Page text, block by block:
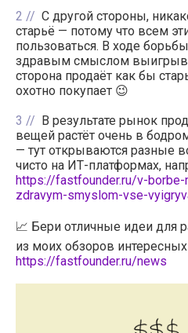
2
С другой стороны,
старьё — потому что всем
пользоваться. В ходе
здравым смыслом
сторона продаёт как бы
охотно покупает 😉
3
В результате рынок
вещей растёт очень в
— тут открываются разные
чисто на ИТ-платформах,
https://fastfounder.ru/v-borbe-
zdravym-smyslom-vse-
📈 Бери отличные идеи для
из моих обзоров интересных
https://fastfounder.ru/news